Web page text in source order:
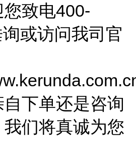
您致电400-
或访问我司官
下单还是咨询
们将真诚为您